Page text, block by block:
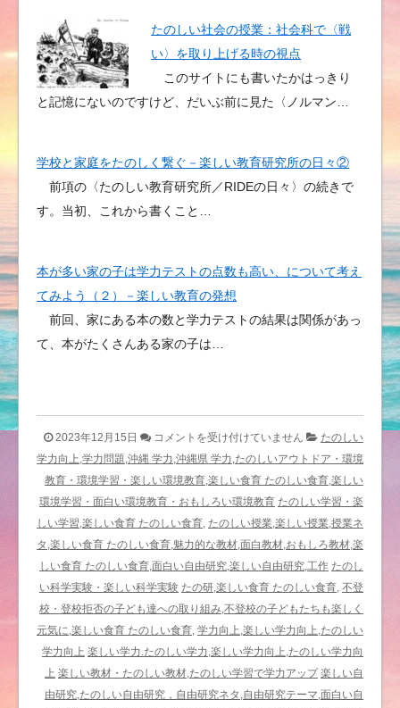
たのしい社会の授業：社会科で〈戦
い〉を取り上げる時の視点
このサイトにも書いたかはっきり
と記憶にないのですけど、だいぶ前に見た〈ノルマン…
学校と家庭をたのしく繋ぐ－楽しい教育研究所の日々②
前項の〈たのしい教育研究所／RIDEの日々〉の続きで
す。当初、これから書くこと…
本が多い家の子は学力テストの点数も高い、について考え
てみよう（２）－楽しい教育の発想
前回、家にある本の数と学力テストの結果は関係があっ
て、本がたくさんある家の子は…
2023年12月15日
お
菓
子
st
よ
り
嬉
し
い
〈た
の
し
い
コメントを受け付けていません
たのしい
学力向上,学力問題,沖縄 学力,沖縄県 学力,たのしいアウトドア・環境
教育・環境学習・楽しい環境教育,楽しい食育 たのしい食育,楽しい
環境学習・面白い環境教育・おもしろい環境教育 たのしい学習・楽
しい学習,楽しい食育 たのしい食育, たのしい授業,楽しい授業,授業ネ
タ,楽しい食育 たのしい食育,魅力的な教材,面白教材,おもしろ教材,楽
しい食育 たのしい食育,面白い自由研究,楽しい自由研究,工作 たのし
い科学実験・楽しい科学実験 たの研,楽しい食育 たのしい食育, 不登
校・登校拒否の子ども達への取り組み,不登校の子どもたちも楽しく
元気に,楽しい食育 たのしい食育, 学力向上,楽しい学力向上,たのしい
学力向上 楽しい学力.たのしい学力,楽しい学力向上,たのしい学力向
上 楽しい教材・たのしい教材,たのしい学習で学力アップ 楽しい自
由研究,たのしい自由研究，自由研究ネタ,自由研究テーマ,面白い自